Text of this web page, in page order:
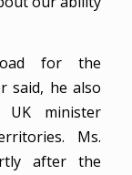
for the
said, he also
minister
Ms.
after the